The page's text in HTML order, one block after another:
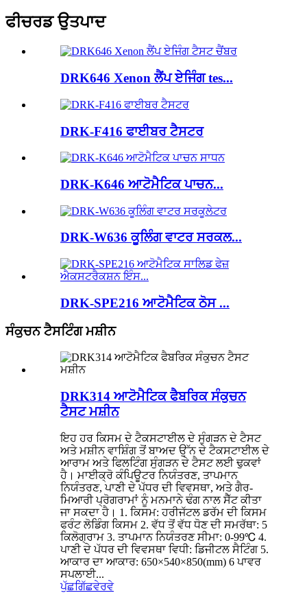
ਫੀਚਰਡ ਉਤਪਾਦ
DRK646 Xenon ਲੈਂਪ ਏਜਿੰਗ tes...
DRK-F416 ਫਾਈਬਰ ਟੈਸਟਰ
DRK-K646 ਆਟੋਮੈਟਿਕ ਪਾਚਨ...
DRK-W636 ਕੂਲਿੰਗ ਵਾਟਰ ਸਰਕਲ...
DRK-SPE216 ਆਟੋਮੈਟਿਕ ਠੋਸ ...
ਸੰਕੁਚਨ ਟੈਸਟਿੰਗ ਮਸ਼ੀਨ
DRK314 ਆਟੋਮੈਟਿਕ ਫੈਬਰਿਕ ਸੰਕੁਚਨ
ਟੈਸਟ ਮਸ਼ੀਨ
ਇਹ ਹਰ ਕਿਸਮ ਦੇ ਟੈਕਸਟਾਈਲ ਦੇ ਸੁੰਗੜਨ ਦੇ ਟੈਸਟ
ਅਤੇ ਮਸ਼ੀਨ ਵਾਸ਼ਿੰਗ ਤੋਂ ਬਾਅਦ ਉੱਨ ਦੇ ਟੈਕਸਟਾਈਲ ਦੇ
ਆਰਾਮ ਅਤੇ ਫਿਲਟਿੰਗ ਸੁੰਗੜਨ ਦੇ ਟੈਸਟ ਲਈ ਢੁਕਵਾਂ
ਹੈ। ਮਾਈਕ੍ਰੋ ਕੰਪਿਊਟਰ ਨਿਯੰਤਰਣ, ਤਾਪਮਾਨ
ਨਿਯੰਤਰਣ, ਪਾਣੀ ਦੇ ਪੱਧਰ ਦੀ ਵਿਵਸਥਾ, ਅਤੇ ਗੈਰ-
ਮਿਆਰੀ ਪ੍ਰੋਗਰਾਮਾਂ ਨੂੰ ਮਨਮਾਨੇ ਢੰਗ ਨਾਲ ਸੈੱਟ ਕੀਤਾ
ਜਾ ਸਕਦਾ ਹੈ। 1. ਕਿਸਮ: ਹਰੀਜੱਟਲ ਡਰੱਮ ਦੀ ਕਿਸਮ
ਫਰੰਟ ਲੋਡਿੰਗ ਕਿਸਮ 2. ਵੱਧ ਤੋਂ ਵੱਧ ਧੋਣ ਦੀ ਸਮਰੱਥਾ: 5
ਕਿਲੋਗ੍ਰਾਮ 3. ਤਾਪਮਾਨ ਨਿਯੰਤਰਣ ਸੀਮਾ: 0-99℃ 4.
ਪਾਣੀ ਦੇ ਪੱਧਰ ਦੀ ਵਿਵਸਥਾ ਵਿਧੀ: ਡਿਜੀਟਲ ਸੈਟਿੰਗ 5.
ਆਕਾਰ ਦਾ ਆਕਾਰ: 650×540×850(mm) 6 ਪਾਵਰ
ਸਪਲਾਈ...
ਪੁੱਛਗਿੱਛਵੇਰਵੇ